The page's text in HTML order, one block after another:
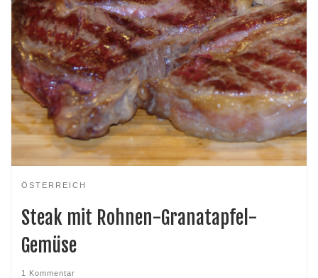
ÖSTERREICH
Steak mit Rohnen-Granatapfel-
Gemüse
1 Kommentar